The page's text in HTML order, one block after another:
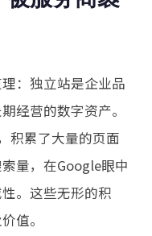
：独立站是企业品
经营的数字资产。
积累了大量的页面
量，在Google眼中
。这些无形的积
值。